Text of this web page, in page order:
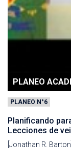
PLANEO
PLANEO N°6
Planificando
Lecciones de
[Jonathan R. Barton]